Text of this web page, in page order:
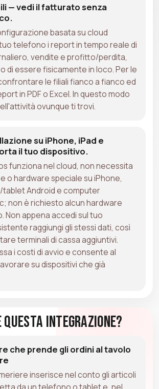
— vedi il fatturato senza
basata su cloud
telefono i report in tempo reale di
vendite e profitto/perdita,
di essere fisicamente in loco. Per le
le filiali fianco a fianco ed
in PDF o Excel. In questo modo
ovunque ti trovi.
su iPhone, iPad e
il tuo dispositivo.
funziona nel cloud, non necessita
o hardware speciale su iPhone,
Android e computer
non è richiesto alcun hardware
Non appena accedi sul tuo
raggiungi gli stessi dati, così
terminali di cassa aggiuntivi.
i costi di avvio e consente al
su dispositivi che già
Questa Integrazione?
che prende gli ordini al tavolo
inserisce nel conto gli articoli